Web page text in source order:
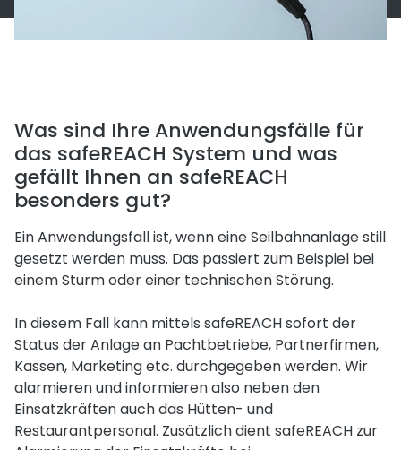
Was sind Ihre Anwendungsfälle für
das safeREACH System und was
gefällt Ihnen an safeREACH
besonders gut?
Ein Anwendungsfall ist, wenn eine Seilbahnanlage still
gesetzt werden muss. Das passiert zum Beispiel bei
einem Sturm oder einer technischen Störung.
In diesem Fall kann mittels safeREACH sofort der
Status der Anlage an Pachtbetriebe, Partnerfirmen,
Kassen, Marketing etc. durchgegeben werden. Wir
alarmieren und informieren also neben den
Einsatzkräften auch das Hütten- und
Restaurantpersonal. Zusätzlich dient safeREACH zur